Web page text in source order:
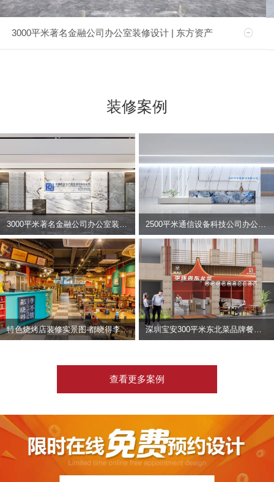
3000平米著名金融公司办公室装修设计 | 东方资产
装修案例
2500平米通信设备科技公司办公室设计 | 宇泰科技
特色烧烤店装修实景图-都晓得李不管
查看更多案例